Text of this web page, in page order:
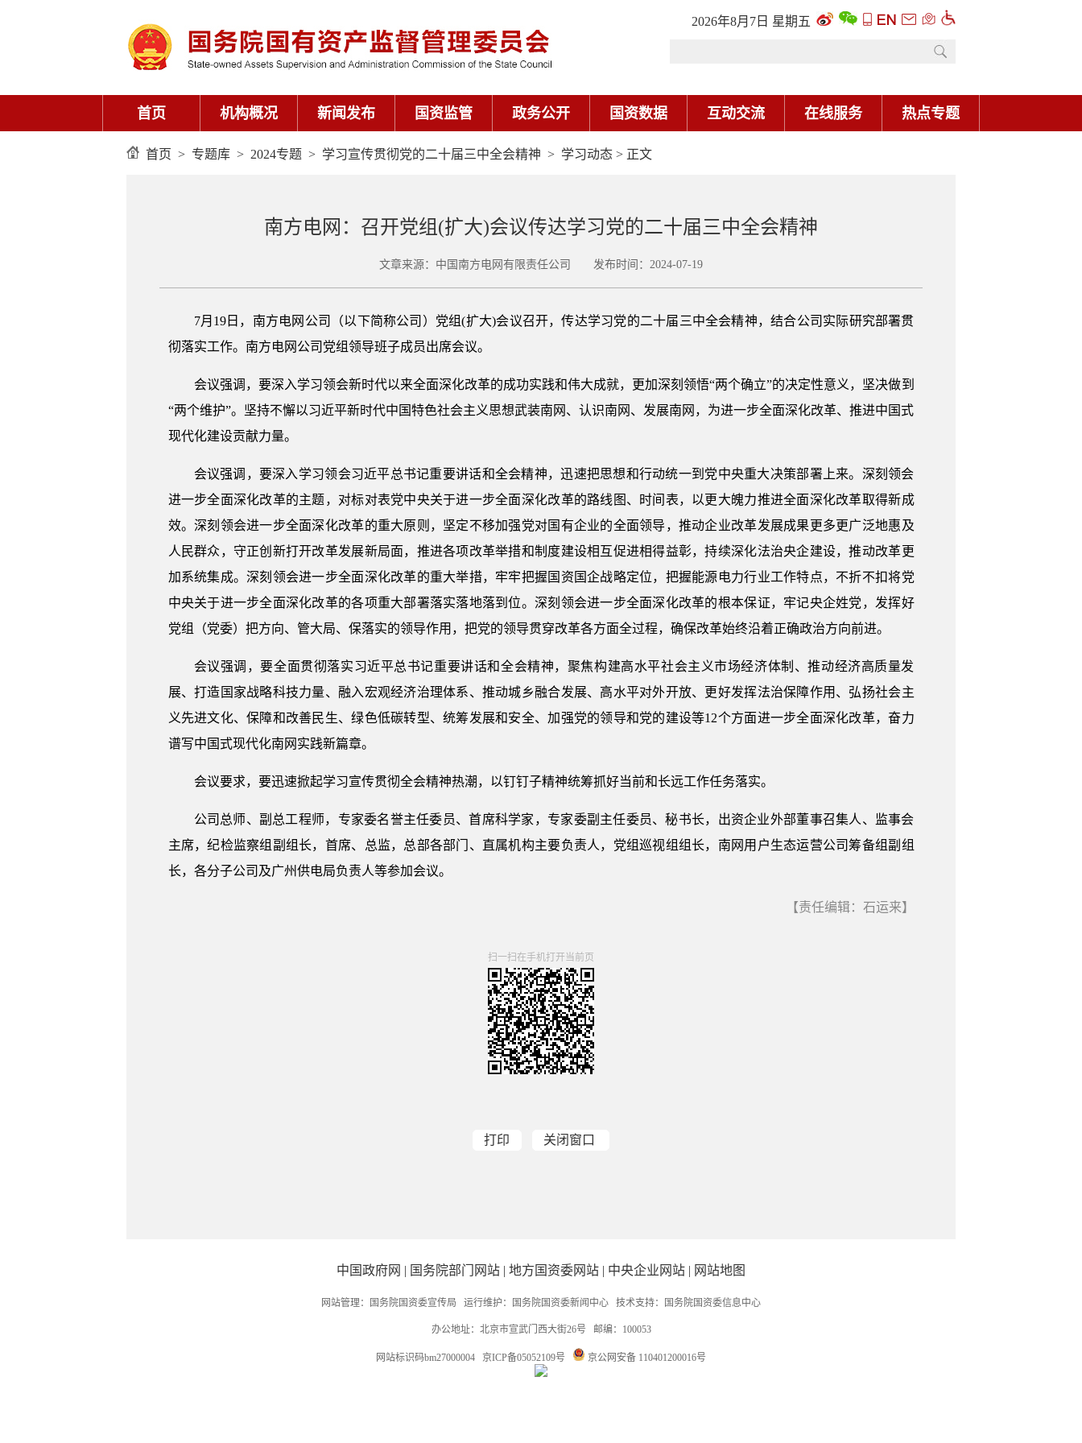
2026年8月7日 星期五
首页 机构概况 新闻发布 国资监管 政务公开 国资数据 互动交流 在线服务 热点专题
首页 > 专题库 > 2024专题 > 学习宣传贯彻党的二十届三中全会精神 > 学习动态 > 正文
南方电网：召开党组(扩大)会议传达学习党的二十届三中全会精神
文章来源：中国南方电网有限责任公司 发布时间：2024-07-19
7月19日，南方电网公司（以下简称公司）党组(扩大)会议召开，传达学习党的二十届三中全会精神，结合公司实际研究部署贯
彻落实工作。南方电网公司党组领导班子成员出席会议。
会议强调，要深入学习领会新时代以来全面深化改革的成功实践和伟大成就，更加深刻领悟“两个确立”的决定性意义，坚决做到
“两个维护”。坚持不懈以习近平新时代中国特色社会主义思想武装南网、认识南网、发展南网，为进一步全面深化改革、推进中国式
现代化建设贡献力量。
会议强调，要深入学习领会习近平总书记重要讲话和全会精神，迅速把思想和行动统一到党中央重大决策部署上来。深刻领会
进一步全面深化改革的主题，对标对表党中央关于进一步全面深化改革的路线图、时间表，以更大魄力推进全面深化改革取得新成
效。深刻领会进一步全面深化改革的重大原则，坚定不移加强党对国有企业的全面领导，推动企业改革发展成果更多更广泛地惠及
人民群众，守正创新打开改革发展新局面，推进各项改革举措和制度建设相互促进相得益彰，持续深化法治央企建设，推动改革更
加系统集成。深刻领会进一步全面深化改革的重大举措，牢牢把握国资国企战略定位，把握能源电力行业工作特点，不折不扣将党
中央关于进一步全面深化改革的各项重大部署落实落地落到位。深刻领会进一步全面深化改革的根本保证，牢记央企姓党，发挥好
党组（党委）把方向、管大局、保落实的领导作用，把党的领导贯穿改革各方面全过程，确保改革始终沿着正确政治方向前进。
会议强调，要全面贯彻落实习近平总书记重要讲话和全会精神，聚焦构建高水平社会主义市场经济体制、推动经济高质量发
展、打造国家战略科技力量、融入宏观经济治理体系、推动城乡融合发展、高水平对外开放、更好发挥法治保障作用、弘扬社会主
义先进文化、保障和改善民生、绿色低碳转型、统筹发展和安全、加强党的领导和党的建设等12个方面进一步全面深化改革，奋力
谱写中国式现代化南网实践新篇章。
会议要求，要迅速掀起学习宣传贯彻全会精神热潮，以钉钉子精神统筹抓好当前和长远工作任务落实。
公司总师、副总工程师，专家委名誉主任委员、首席科学家，专家委副主任委员、秘书长，出资企业外部董事召集人、监事会
主席，纪检监察组副组长，首席、总监，总部各部门、直属机构主要负责人，党组巡视组组长，南网用户生态运营公司筹备组副组
长，各分子公司及广州供电局负责人等参加会议。
【责任编辑：石运来】
扫一扫在手机打开当前页
打印 关闭窗口